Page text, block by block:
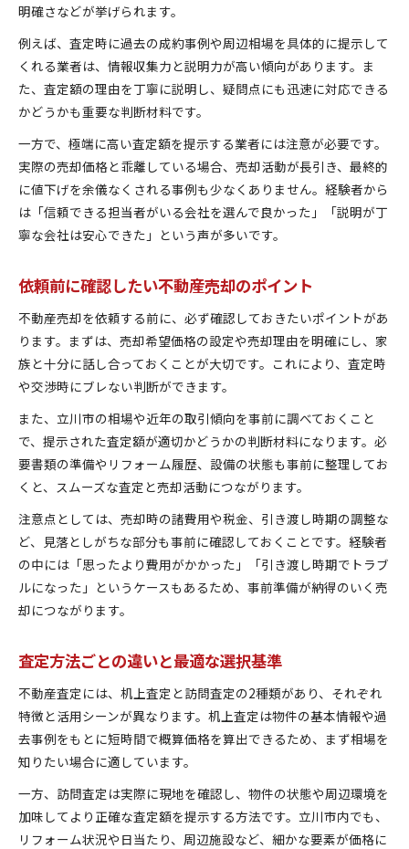
明確さなどが挙げられます。
例えば、査定時に過去の成約事例や周辺相場を具体的に提示して
くれる業者は、情報収集力と説明力が高い傾向があります。ま
た、査定額の理由を丁寧に説明し、疑問点にも迅速に対応できる
かどうかも重要な判断材料です。
一方で、極端に高い査定額を提示する業者には注意が必要です。
実際の売却価格と乖離している場合、売却活動が長引き、最終的
に値下げを余儀なくされる事例も少なくありません。経験者から
は「信頼できる担当者がいる会社を選んで良かった」「説明が丁
寧な会社は安心できた」という声が多いです。
依頼前に確認したい不動産売却のポイント
不動産売却を依頼する前に、必ず確認しておきたいポイントがあ
ります。まずは、売却希望価格の設定や売却理由を明確にし、家
族と十分に話し合っておくことが大切です。これにより、査定時
や交渉時にブレない判断ができます。
また、立川市の相場や近年の取引傾向を事前に調べておくこと
で、提示された査定額が適切かどうかの判断材料になります。必
要書類の準備やリフォーム履歴、設備の状態も事前に整理してお
くと、スムーズな査定と売却活動につながります。
注意点としては、売却時の諸費用や税金、引き渡し時期の調整な
ど、見落としがちな部分も事前に確認しておくことです。経験者
の中には「思ったより費用がかかった」「引き渡し時期でトラブ
ルになった」というケースもあるため、事前準備が納得のいく売
却につながります。
査定方法ごとの違いと最適な選択基準
不動産査定には、机上査定と訪問査定の2種類があり、それぞれ
特徴と活用シーンが異なります。机上査定は物件の基本情報や過
去事例をもとに短時間で概算価格を算出できるため、まず相場を
知りたい場合に適しています。
一方、訪問査定は実際に現地を確認し、物件の状態や周辺環境を
加味してより正確な査定額を提示する方法です。立川市内でも、
リフォーム状況や日当たり、周辺施設など、細かな要素が価格に